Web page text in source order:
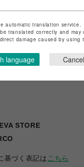
シェア
STORE
基づく表記は こちら
automatic translation service.
translated correctly and
damage caused by
language Cancel